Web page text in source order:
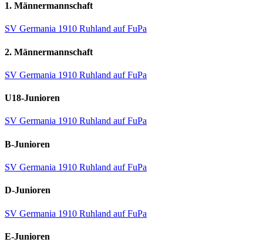
1. Männermannschaft
SV Germania 1910 Ruhland auf FuPa
2. Männermannschaft
SV Germania 1910 Ruhland auf FuPa
U18-Junioren
SV Germania 1910 Ruhland auf FuPa
B-Junioren
SV Germania 1910 Ruhland auf FuPa
D-Junioren
SV Germania 1910 Ruhland auf FuPa
E-Junioren